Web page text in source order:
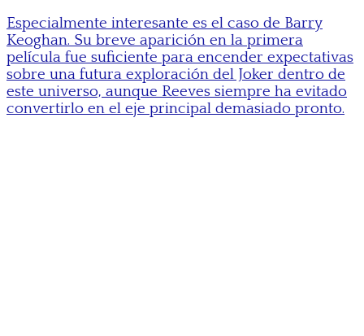
Especialmente interesante es el caso de Barry
Keoghan. Su breve aparición en la primera
película fue suficiente para encender expectativas
sobre una futura exploración del Joker dentro de
este universo, aunque Reeves siempre ha evitado
convertirlo en el eje principal demasiado pronto.